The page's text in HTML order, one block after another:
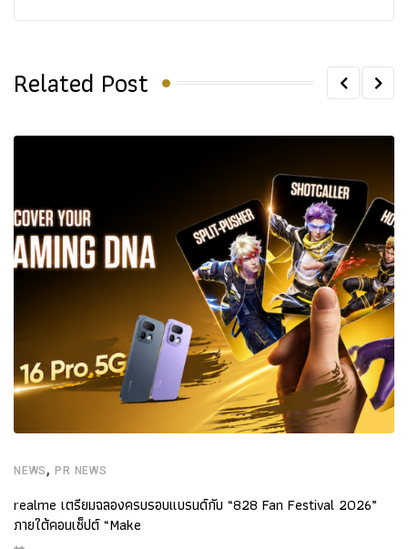
Related Post
NEWS ,PR NEWS
realme เตรียมฉลองครบรอบแบรนด์กับ “828 Fan Festival 2026”
ภายใต้คอนเซ็ปต์ “Make